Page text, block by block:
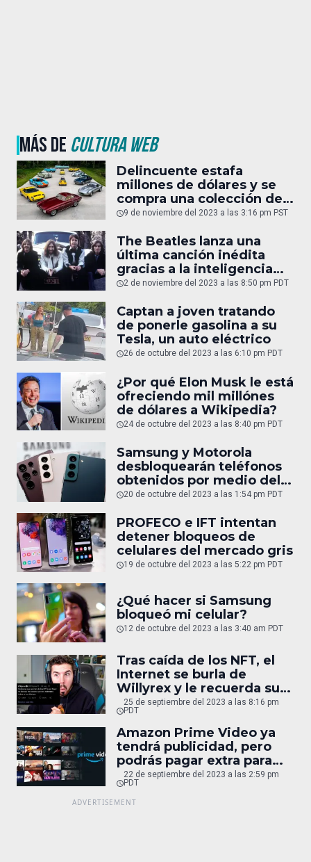
MÁS DE CULTURA WEB
Delincuente estafa
millones de dólares y se
compra una colección de
240 autos de lujo
9 de noviembre del 2023 a las 3:16 pm PST
The Beatles lanza una
última canción inédita
gracias a la inteligencia
artificial; ¡escúchala!
2 de noviembre del 2023 a las 8:50 pm PDT
Captan a joven tratando
de ponerle gasolina a su
Tesla, un auto eléctrico
26 de octubre del 2023 a las 6:10 pm PDT
¿Por qué Elon Musk le está
ofreciendo mil millónes
de dólares a Wikipedia?
24 de octubre del 2023 a las 8:40 pm PDT
Samsung y Motorola
desbloquearán teléfonos
obtenidos por medio del
mercado gris en México
20 de octubre del 2023 a las 1:54 pm PDT
PROFECO e IFT intentan
detener bloqueos de
celulares del mercado gris
19 de octubre del 2023 a las 5:22 pm PDT
¿Qué hacer si Samsung
bloqueó mi celular?
12 de octubre del 2023 a las 3:40 am PDT
Tras caída de los NFT, el
Internet se burla de
Willyrex y le recuerda su
desafortunado
comentario
25 de septiembre del 2023 a las 8:16 pm
PDT
Amazon Prime Video ya
tendrá publicidad, pero
podrás pagar extra para
quitarla
22 de septiembre del 2023 a las 2:59 pm
PDT